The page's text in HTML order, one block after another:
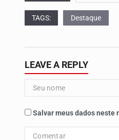
TAGS: Destaque
LEAVE A REPLY
Salvar meus dados neste